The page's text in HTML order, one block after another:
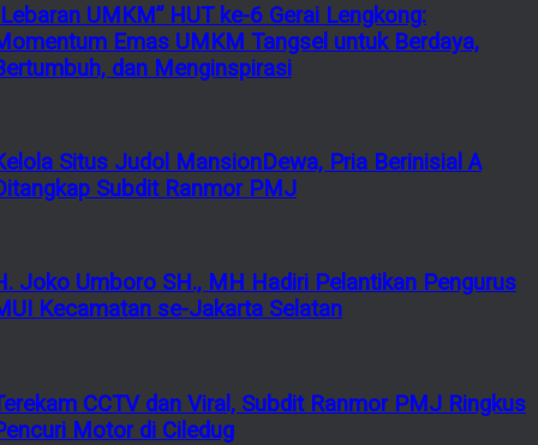
UMKM” HUT ke-6 Gerai Lengkong:
Emas UMKM Tangsel untuk Berdaya,
dan Menginspirasi
Situs Judol MansionDewa, Pria Berinisial A
Subdit Ranmor PMJ
Joko Umboro SH., MH Hadiri Pelantikan Pengurus
Kecamatan se-Jakarta Selatan
CCTV dan Viral, Subdit Ranmor PMJ Ringkus
Motor di Ciledug